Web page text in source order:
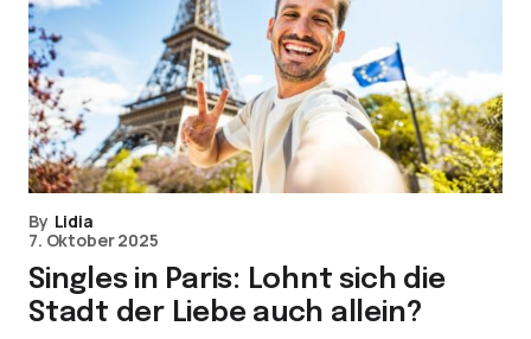
By Lidia
7. Oktober 2025
Singles in Paris: Lohnt sich die
Stadt der Liebe auch allein?